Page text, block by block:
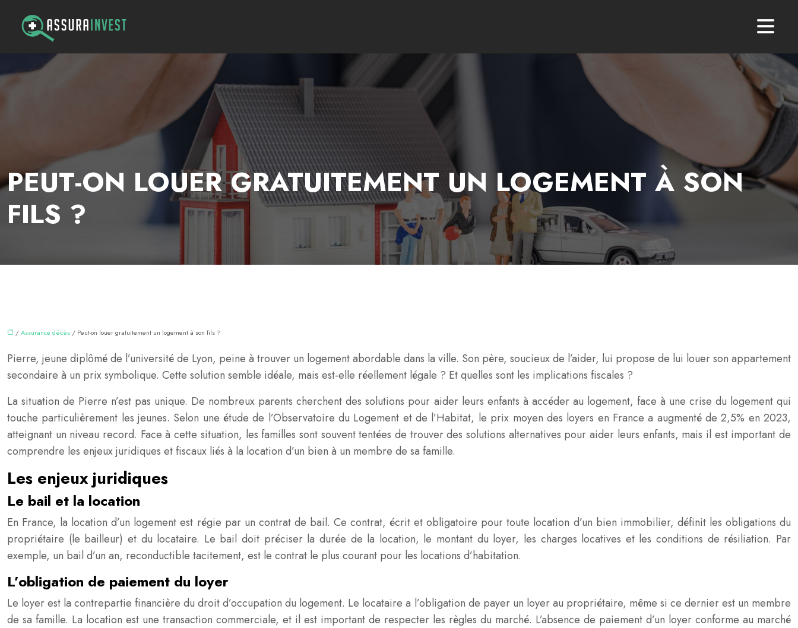
PEUT-ON LOUER GRATUITEMENT UN LOGEMENT À SON
FILS ?
/Assurance décès / Peut-on louer gratuitement un logement à son fils ?
Pierre, jeune diplômé de l’université de Lyon, peine à trouver un logement abordable dans la ville. Son père, soucieux de l’aider, lui propose de lui louer son appartement
secondaire à un prix symbolique. Cette solution semble idéale, mais est-elle réellement légale ? Et quelles sont les implications fiscales ?
La situation de Pierre n’est pas unique. De nombreux parents cherchent des solutions pour aider leurs enfants à accéder au logement, face à une crise du logement qui
touche particulièrement les jeunes. Selon une étude de l’Observatoire du Logement et de l’Habitat, le prix moyen des loyers en France a augmenté de 2,5% en 2023,
atteignant un niveau record. Face à cette situation, les familles sont souvent tentées de trouver des solutions alternatives pour aider leurs enfants, mais il est important de
comprendre les enjeux juridiques et fiscaux liés à la location d’un bien à un membre de sa famille.
Les enjeux juridiques
Le bail et la location
En France, la location d’un logement est régie par un contrat de bail. Ce contrat, écrit et obligatoire pour toute location d’un bien immobilier, définit les obligations du
propriétaire (le bailleur) et du locataire. Le bail doit préciser la durée de la location, le montant du loyer, les charges locatives et les conditions de résiliation. Par
exemple, un bail d’un an, reconductible tacitement, est le contrat le plus courant pour les locations d’habitation.
L’obligation de paiement du loyer
Le loyer est la contrepartie financière du droit d’occupation du logement. Le locataire a l’obligation de payer un loyer au propriétaire, même si ce dernier est un membre
de sa famille. La location est une transaction commerciale, et il est important de respecter les règles du marché. L’absence de paiement d’un loyer conforme au marché